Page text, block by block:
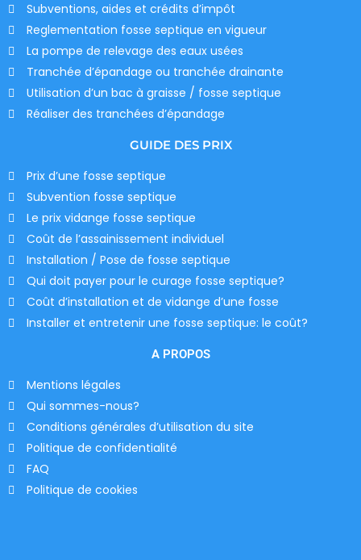
Subventions, aides et crédits d’impôt
Reglementation fosse septique en vigueur
La pompe de relevage des eaux usées
Tranchée d’épandage ou tranchée drainante
Utilisation d’un bac à graisse / fosse septique
Réaliser des tranchées d’épandage
GUIDE DES PRIX
Prix d’une fosse septique
Subvention fosse septique
Le prix vidange fosse septique
Coût de l’assainissement individuel
Installation / Pose de fosse septique
Qui doit payer pour le curage fosse septique?
Coût d’installation et de vidange d’une fosse
Installer et entretenir une fosse septique: le coût?
A PROPOS
Mentions légales
Qui sommes-nous?
Conditions générales d’utilisation du site
Politique de confidentialité
FAQ
Politique de cookies